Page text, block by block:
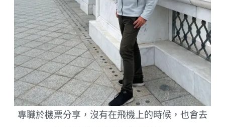
專職於機票分享，沒有在飛機上的時候，也會去